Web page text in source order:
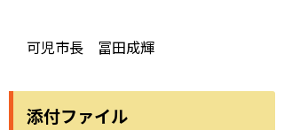
可児市長 冨田成輝
添付ファイル